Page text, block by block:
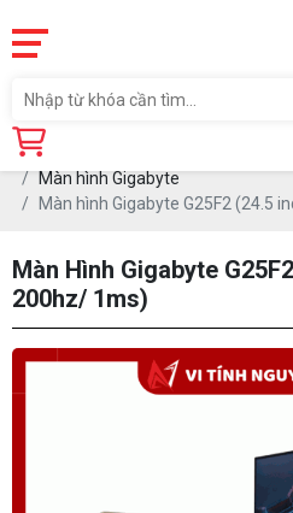
Trang chủ
Màn hình Gigabyte
Màn hình Gigabyte G25F2 (24.5
Màn Hình Gigabyte
200hz/ 1ms)